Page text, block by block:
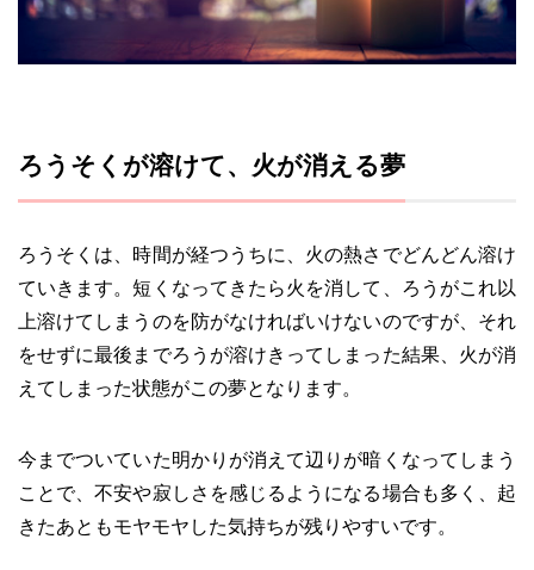
ろうそくが溶けて、火が消える夢
ろうそくは、時間が経つうちに、火の熱さでどんどん溶け
ていきます。短くなってきたら火を消して、ろうがこれ以
上溶けてしまうのを防がなければいけないのですが、それ
をせずに最後までろうが溶けきってしまった結果、火が消
えてしまった状態がこの夢となります。
今までついていた明かりが消えて辺りが暗くなってしまう
ことで、不安や寂しさを感じるようになる場合も多く、起
きたあともモヤモヤした気持ちが残りやすいです。